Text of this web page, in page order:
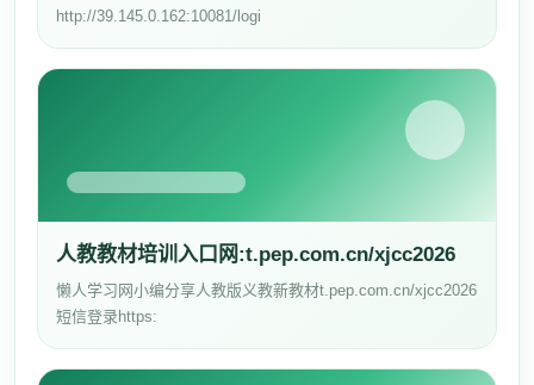
http://39.145.0.162:10081/logi
人教教材培训入口网:t.pep.com.cn/xjcc2026
懒人学习网小编分享人教版义教新教材t.pep.com.cn/xjcc2026
短信登录https: